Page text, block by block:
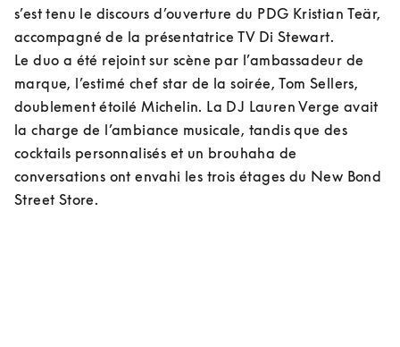
s’est tenu le discours d’ouverture du PDG Kristian Teär,
accompagné de la présentatrice TV Di Stewart.
Le duo a été rejoint sur scène par l’ambassadeur de
marque, l’estimé chef star de la soirée, Tom Sellers,
doublement étoilé Michelin. La DJ Lauren Verge avait
la charge de l’ambiance musicale, tandis que des
cocktails personnalisés et un brouhaha de
conversations ont envahi les trois étages du New Bond
Street Store.